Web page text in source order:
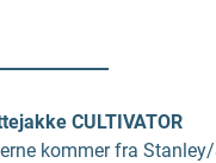
CULTIVATOR
kommer fra